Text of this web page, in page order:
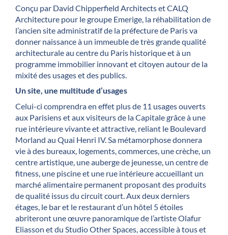
Conçu par David Chipperfield Architects et CALQ
Architecture pour le groupe Emerige, la réhabilitation de
l’ancien site administratif de la préfecture de Paris va
donner naissance à un immeuble de très grande qualité
architecturale au centre du Paris historique et à un
programme immobilier innovant et citoyen autour de la
mixité des usages et des publics.
Un site, une multitude d’usages
Celui-ci comprendra en effet plus de 11 usages ouverts
aux Parisiens et aux visiteurs de la Capitale grâce à une
rue intérieure vivante et attractive, reliant le Boulevard
Morland au Quai Henri IV. Sa métamorphose donnera
vie à des bureaux, logements, commerces, une crèche, un
centre artistique, une auberge de jeunesse, un centre de
fitness, une piscine et une rue intérieure accueillant un
marché alimentaire permanent proposant des produits
de qualité issus du circuit court. Aux deux derniers
étages, le bar et le restaurant d’un hôtel 5 étoiles
abriteront une œuvre panoramique de l’artiste Olafur
Eliasson et du Studio Other Spaces, accessible à tous et